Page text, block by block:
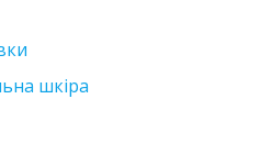
шкіра